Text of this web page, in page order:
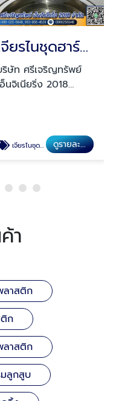
เจียรไนชุดฮาร์ดโครมลูกสูบ
ริษัท ศรีเจริญทรัพย์
นจิเนียริ่ง 2018
เจียรไนชุดฮาร์ดโครมลูกสูบ ดูรายละเอียด
า
ลาสติก
ก
ลาสติก
มลูกสูบ